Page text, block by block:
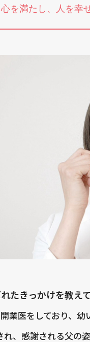
を満たし、人を幸
たきっかけを教え
業医をしており、
、感謝される父の